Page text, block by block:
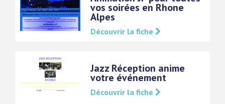
vos soirées en Rhone
Alpes
Découvrir la fiche
Jazz Réception anime
votre événement
Découvrir la fiche